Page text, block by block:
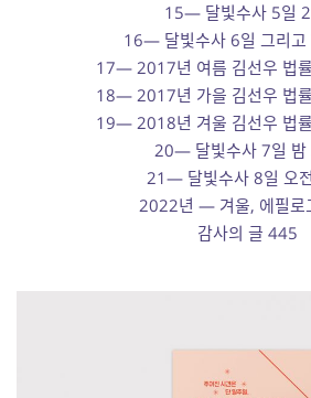
15— 달빛수사 5일
16— 달빛수사 6일 그리
17— 2017년 여름 김선우 법
18— 2017년 가을 김선우 법
19— 2018년 겨울 김선우 법
20— 달빛수사 7일
21— 달빛수사 8일 오
2022년 — 겨울, 에필로
감사의 글 445